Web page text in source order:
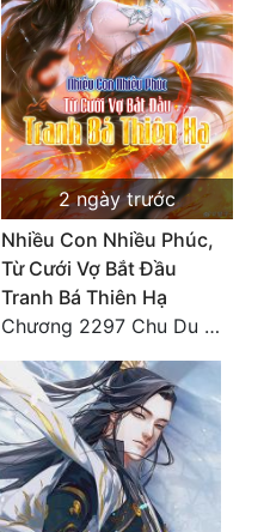
2 ngày trước
Nhiều Con Nhiều Phúc,
Từ Cưới Vợ Bắt Đầu
Tranh Bá Thiên Hạ
Chương 2297 Chu Du Du mang thai